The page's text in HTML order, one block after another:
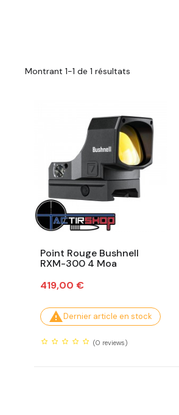
Montrant 1-1 de 1 résultats
Point Rouge Bushnell
RXM-300 4 Moa
Prix
419,00 €
Dernier article en stock
(0 reviews)